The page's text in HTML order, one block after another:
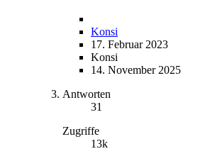
Konsi
17. Februar 2023
Konsi
14. November 2025
Antworten
31
Zugriffe
13k